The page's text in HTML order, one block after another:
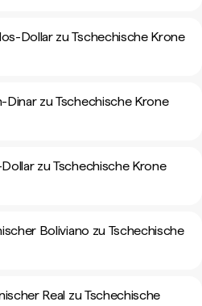
Dollar zu Tschechische Krone
Dinar zu Tschechische Krone
zu Tschechische Krone
Boliviano zu Tschechische
Real zu Tschechische